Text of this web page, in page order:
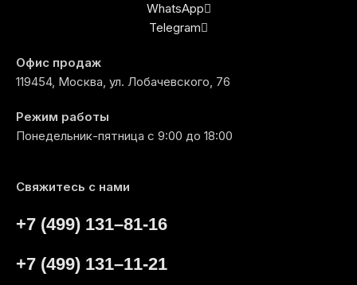
WhatsApp
Telegram
Офис продаж
119454, Москва, ул. Лобачевского, 76
Режим работы
Понедельник-пятница с 9:00 до 18:00
Свяжитесь с нами
+7 (499) 131–81-16
+7 (499) 131–11-21